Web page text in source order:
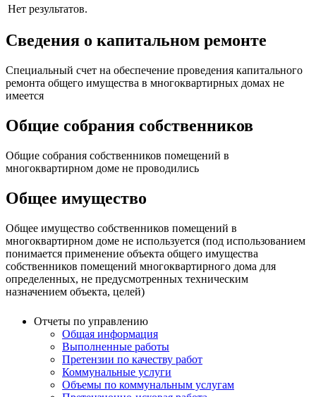
Нет результатов.
Сведения о капитальном ремонте
Специальный счет на обеспечение проведения капитального
ремонта общего имущества в многоквартирных домах не
имеется
Общие собрания собственников
Общие собрания собственников помещений в
многоквартирном доме не проводились
Общее имущество
Общее имущество собственников помещений в
многоквартирном доме не используется (под использованием
понимается применение объекта общего имущества
собственников помещений многоквартирного дома для
определенных, не предусмотренных техническим
назначением объекта, целей)
Отчеты по управлению
Общая информация
Выполненные работы
Претензии по качеству работ
Коммунальные услуги
Объемы по коммунальным услугам